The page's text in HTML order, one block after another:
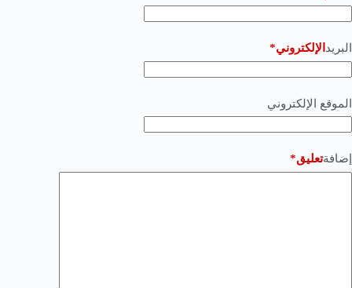
البريد الإلكتروني*
الموقع الإلكتروني
إضافةتعليق*